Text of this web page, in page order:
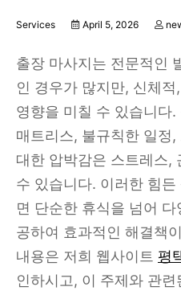
Services April 5, 2026
출장 마사지는 전문적인
인 경우가 많지만, 신체
영향을 미칠 수 있습니다
매트리스, 불규칙한 일정
대한 압박감은 스트레스,
수 있습니다. 이러한 힘
면 단순한 휴식을 넘어
공하여 효과적인 해결책
내용은 저희 웹사이트 평
인하시고, 이 주제와 관